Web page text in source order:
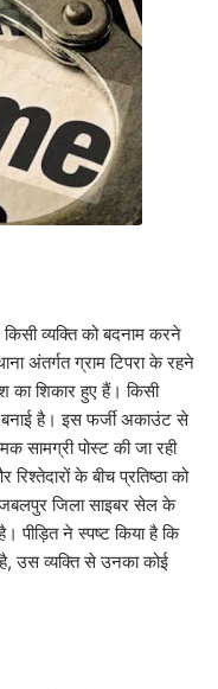
व्यक्ति को बदनाम करने
अंतर्गत ग्राम टिपरा के रहने
शिकार हुए हैं। किसी
है। इस फर्जी अकाउंट से
सामग्री पोस्ट की जा रही
के बीच प्रतिष्ठा को
जबलपुर जिला साइबर सेल के
पीड़ित ने स्पष्ट किया है कि
उस व्यक्ति से उनका कोई